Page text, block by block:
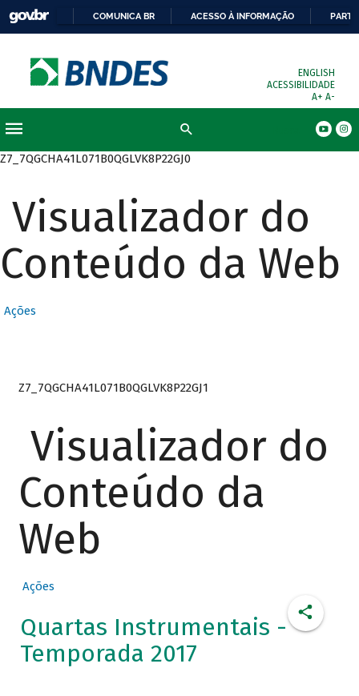
COMUNICA BR ACESSO À INFORMAÇÃO
ENGLISH
ACESSIBILIDADE
A+ A-
Z7_7QGCHA41L071B0QGLVK8P22GJ0
Visualizador do
Conteúdo da Web
Ações
Z7_7QGCHA41L071B0QGLVK8P22GJ1
Visualizador do
Conteúdo da
Web
Ações
Quartas Instrumentais -
Temporada 2017